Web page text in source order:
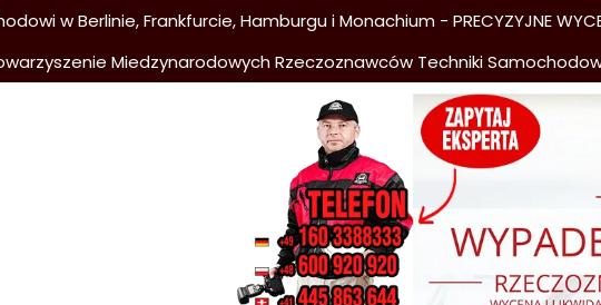
w Berlinie, Frankfurcie, Hamburgu i Monachium - PRECYZYJNE
Miedzynarodowych Rzeczoznawców Techniki